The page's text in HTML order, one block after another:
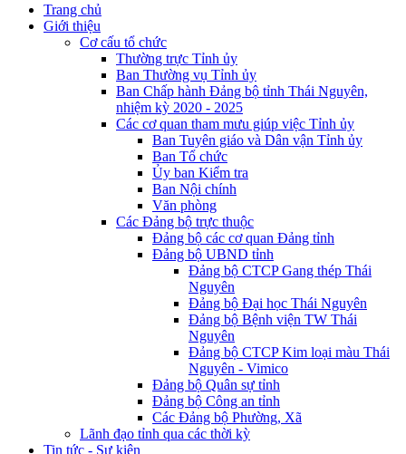
Trang chủ
Giới thiệu
Cơ cấu tổ chức
Thường trực Tỉnh ủy
Ban Thường vụ Tỉnh ủy
Ban Chấp hành Đảng bộ tỉnh Thái Nguyên,
nhiệm kỳ 2020 - 2025
Các cơ quan tham mưu giúp việc Tỉnh ủy
Ban Tuyên giáo và Dân vận Tỉnh ủy
Ban Tổ chức
Ủy ban Kiểm tra
Ban Nội chính
Văn phòng
Các Đảng bộ trực thuộc
Đảng bộ các cơ quan Đảng tỉnh
Đảng bộ UBND tỉnh
Đảng bộ CTCP Gang thép Thái
Nguyên
Đảng bộ Đại học Thái Nguyên
Đảng bộ Bệnh viện TW Thái
Nguyên
Đảng bộ CTCP Kim loại màu Thái
Nguyên - Vimico
Đảng bộ Quân sự tỉnh
Đảng bộ Công an tỉnh
Các Đảng bộ Phường, Xã
Lãnh đạo tỉnh qua các thời kỳ
Tin tức - Sự kiện